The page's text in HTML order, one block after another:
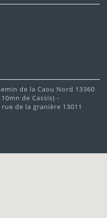
de la Caou Nord 13360
de Cassis) -
de la granière 13011